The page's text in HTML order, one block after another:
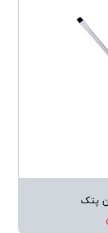
پتک